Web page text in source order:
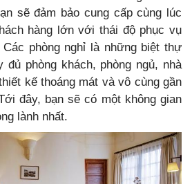
sẽ đảm bảo cung cấp cùng lúc
hàng lớn với thái độ phục vụ
Các phòng nghỉ là những biệt thự
phòng khách, phòng ngủ, nhà
kế thoáng mát và vô cùng gần
đây, bạn sẽ có một không gian
lành nhất.